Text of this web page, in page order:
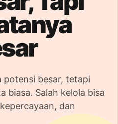
potensi besar, tetapi
biasa. Salah kelola bisa
dan